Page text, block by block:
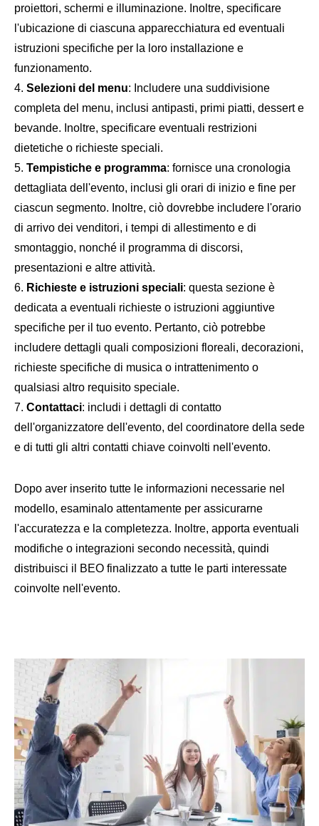
proiettori, schermi e illuminazione. Inoltre, specificare
l'ubicazione di ciascuna apparecchiatura ed eventuali
istruzioni specifiche per la loro installazione e
funzionamento.
Selezioni del menu: Includere una suddivisione
completa del menu, inclusi antipasti, primi piatti, dessert e
bevande. Inoltre, specificare eventuali restrizioni
dietetiche o richieste speciali.
Tempistiche e programma: fornisce una cronologia
dettagliata dell'evento, inclusi gli orari di inizio e fine per
ciascun segmento. Inoltre, ciò dovrebbe includere l'orario
di arrivo dei venditori, i tempi di allestimento e di
smontaggio, nonché il programma di discorsi,
presentazioni e altre attività.
Richieste e istruzioni speciali: questa sezione è
dedicata a eventuali richieste o istruzioni aggiuntive
specifiche per il tuo evento. Pertanto, ciò potrebbe
includere dettagli quali composizioni floreali, decorazioni,
richieste specifiche di musica o intrattenimento o
qualsiasi altro requisito speciale.
Contattaci: includi i dettagli di contatto
dell'organizzatore dell'evento, del coordinatore della sede
e di tutti gli altri contatti chiave coinvolti nell'evento.
Dopo aver inserito tutte le informazioni necessarie nel
modello, esaminalo attentamente per assicurarne
l'accuratezza e la completezza. Inoltre, apporta eventuali
modifiche o integrazioni secondo necessità, quindi
distribuisci il BEO finalizzato a tutte le parti interessate
coinvolte nell'evento.